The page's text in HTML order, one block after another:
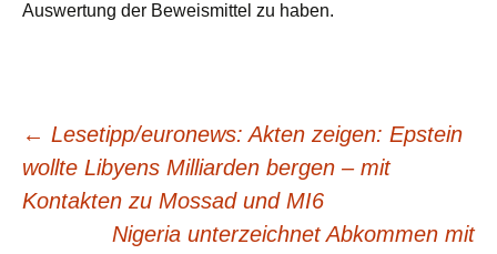
Auswertung der Beweismittel zu haben.
Beitragsnavigation
← Lesetipp/euronews: Akten zeigen: Epstein
wollte Libyens Milliarden bergen – mit
Kontakten zu Mossad und MI6
Nigeria unterzeichnet Abkommen mit